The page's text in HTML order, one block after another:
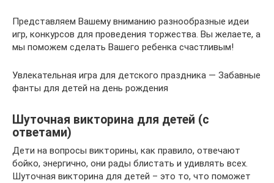
Представляем Вашему вниманию разнообразные идеи
игр, конкурсов для проведения торжества. Вы желаете, а
мы поможем сделать Вашего ребенка счастливым!
Увлекательная игра для детского праздника — Забавные
фанты для детей на день рождения
Шуточная викторина для детей (с
ответами)
Дети на вопросы викторины, как правило, отвечают
бойко, энергично, они рады блистать и удивлять всех.
Шуточная викторина для детей – это то, что поможет